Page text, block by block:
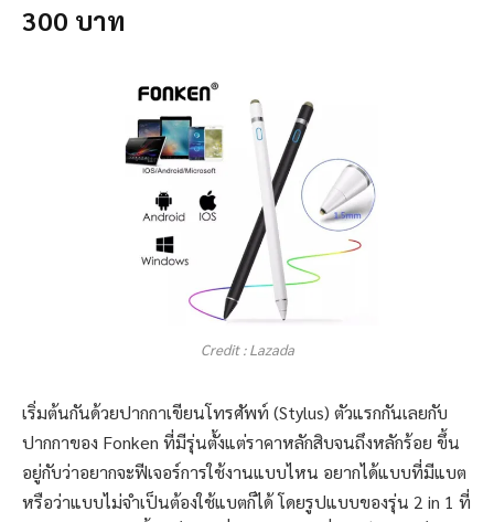
300 บาท
Credit : Lazada
เริ่มต้นกันด้วยปากกาเขียนโทรศัพท์ (Stylus) ตัวแรกกันเลยกับ
ปากกาของ Fonken ที่มีรุ่นตั้งแต่ราคาหลักสิบจนถึงหลักร้อย ขึ้น
อยู่กับว่าอยากจะฟีเจอร์การใช้งานแบบไหน อยากได้แบบที่มีแบต
หรือว่าแบบไม่จำเป็นต้องใช้แบตก็ได้ โดยรูปแบบของรุ่น 2 in 1 ที่